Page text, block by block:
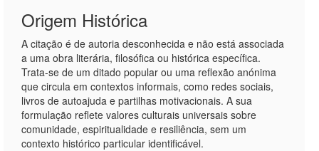
Origem Histórica
A citação é de autoria desconhecida e não está associada
a uma obra literária, filosófica ou histórica específica.
Trata-se de um ditado popular ou uma reflexão anónima
que circula em contextos informais, como redes sociais,
livros de autoajuda e partilhas motivacionais. A sua
formulação reflete valores culturais universais sobre
comunidade, espiritualidade e resiliência, sem um
contexto histórico particular identificável.